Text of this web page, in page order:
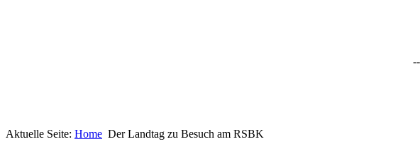
Aktuelle Seite: Home Der Landtag zu Besuch am RSBK